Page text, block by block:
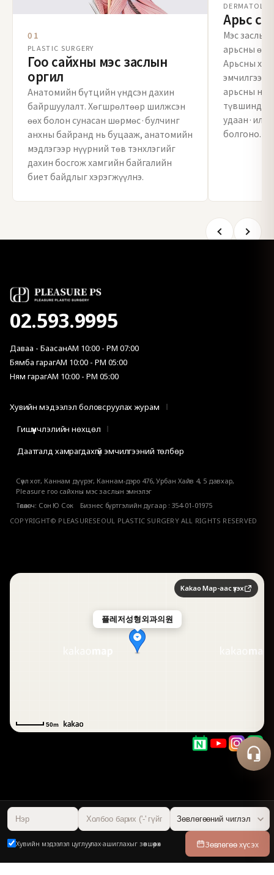
01
PLASTIC SURGERY
Гоо сайхны мэс заслын
оргил
Анатомийн бүтцийн үндсэн дахин
байршуулалт. Хөгшрөлтөөр шилжсэн
өөх болон сунасан шөрмөс·булчинг
анхны байранд нь буцааж, анатомийн
мэдлэгээр нүүрний төв тэнхлэгийг
дахин босгож хамгийн байгалийн
биет байдлыг хэрэгжүүлнэ.
Арьс
Мэс заслын
арьсны
Арьсны
арьсны
түвшинд
удаан·илүү
болгоно.
02.593.9995
Даваа - БаасанAM 10:00 - PM 07:00
Бямба гарагAM 10:00 - PM 05:00
Ням гарагAM 10:00 - PM 05:00
Хувийн мэдээлэл боловсруулах журам
Гишүүнчлэлийн нөхцөл
Даатгалд хамрагдахгүй эмчилгээний төлбөр
Сөүл хот, Каннам дүүрэг, Каннам-дэро 476, Урбан Хайв 4, 5 давхар,
Pleasure гоо сайхны мэс заслын эмнэлэг
Төлөөлөгч: Сон Ю Сок Бизнес бүртгэлийн дугаар : 354-01-01975
COPYRIGHT© PLEASURESEOUL PLASTIC SURGERY ALL RIGHTS RESERVED
플레저성형외과의원
50m
Kakao Map-аас үзэх
Хувийн мэдээлэл цуглуулах·ашиглахыг зөвшөөрөх Зөвлөгөө хүсэх